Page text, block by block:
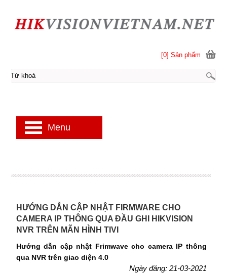
HƯỚNG DẪN CẬP NHẬT FIRMWARE CHO
CAMERA IP THÔNG QUA ĐẦU GHI HIKVISION
NVR TRÊN MÃN HÌNH TIVI
Hướng dẫn cập nhật Frimwave cho camera IP thông
qua NVR trên giao diện 4.0
Ngày đăng: 21-03-2021
[0] Sản phẩm
Menu